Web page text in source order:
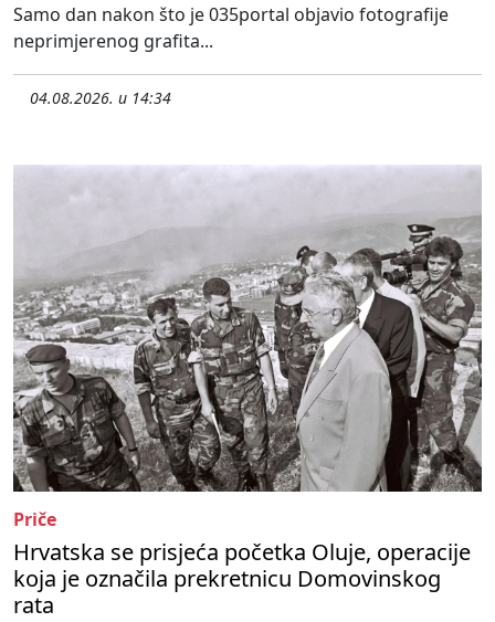
Samo dan nakon što je 035portal objavio fotografije
neprimjerenog grafita...
04.08.2026. u 14:34
Priče
Hrvatska se prisjeća početka Oluje, operacije
koja je označila prekretnicu Domovinskog
rata